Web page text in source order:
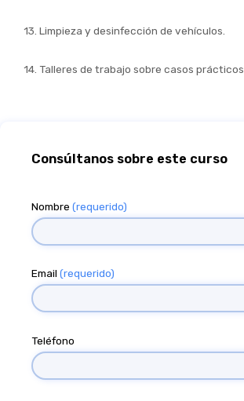
13. Limpieza y desinfección de vehículos.
14. Talleres de trabajo sobre casos prácticos.
Consúltanos sobre este curso
Nombre (requerido)
Email (requerido)
Teléfono